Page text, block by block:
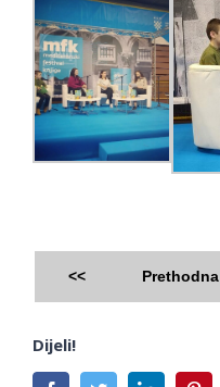
<< Prethodna
Dijeli!